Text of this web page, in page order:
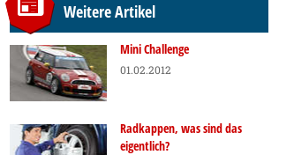
Weitere Artikel
Mini Challenge
01.02.2012
Radkappen, was sind das
eigentlich?